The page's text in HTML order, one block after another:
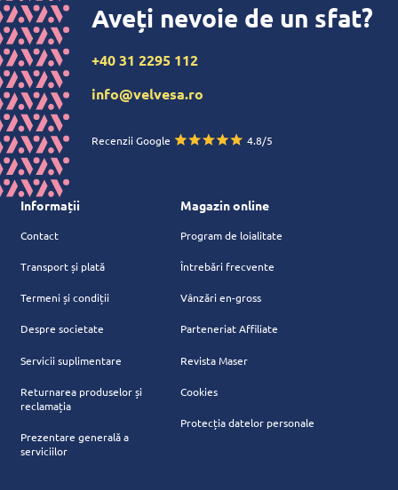
Aveți nevoie de un sfat?
+40 31 2295 112
info@velvesa.ro
Recenzii Google 4.8/5
Informații
Contact
Transport și plată
Termeni și condiții
Despre societate
Servicii suplimentare
Returnarea produselor și
reclamația
Prezentare generală a
serviciilor
Magazin online
Program de loialitate
Întrebări frecvente
Vânzări en-gross
Parteneriat Affiliate
Revista Maser
Cookies
Protecția datelor personale